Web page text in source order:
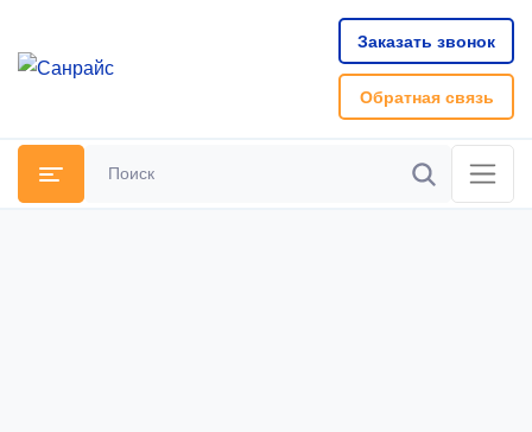
Заказать звонок
Обратная связь
Найти